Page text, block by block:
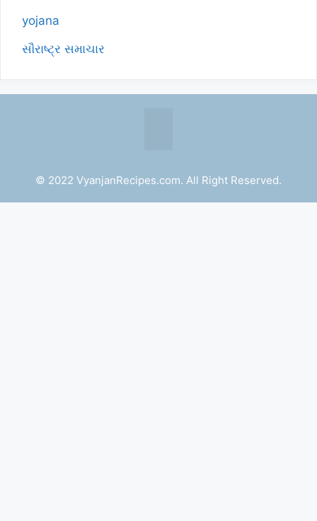
yojana
સૌરાષ્ટ્ર સમાચાર
© 2022 VyanjanRecipes.com. All Right Reserved.